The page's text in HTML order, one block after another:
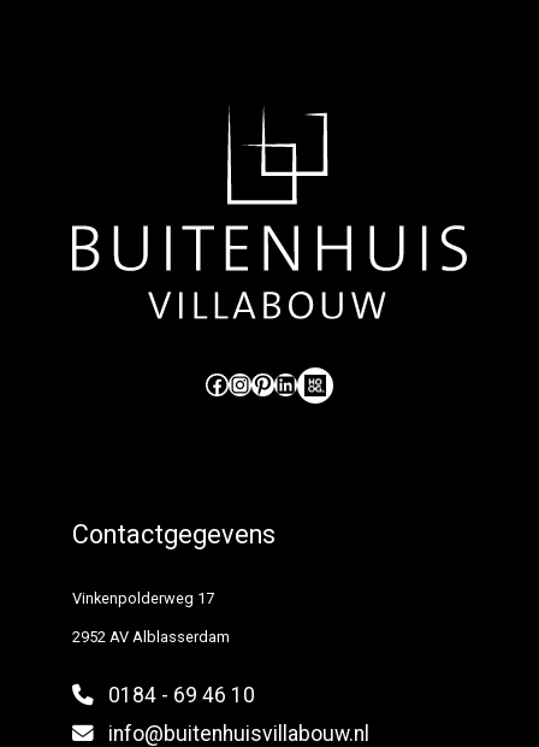
Like ons op Facebook (externe link) Volg ons op Instagram (externe link) Pinterest LinkedIn Hoog Design.
Contactgegevens
Vinkenpolderweg 17
2952 AV Alblasserdam
0184 - 69 46 10
info@buitenhuisvillabouw.nl